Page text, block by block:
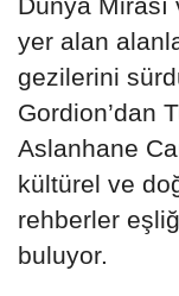
yer alan
gezilerini
Gordion’dan
Aslanhane
kültürel ve
rehberler
buluyor.